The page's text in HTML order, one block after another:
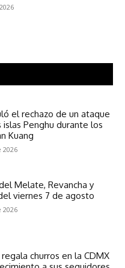
el rechazo de un ataque
islas Penghu durante los
Kuang
2026
Melate, Revancha y
viernes 7 de agosto
2026
churros en la CDMX